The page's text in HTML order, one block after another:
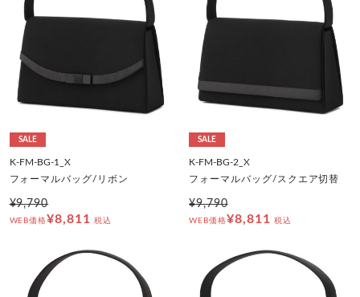
SALE
K-FM-BG-1_X
フォーマルバッグ/リボン
¥9,790
WEB価格¥8,811 税込
SALE
K-FM-BG-2_X
フォーマルバッグ/スクエア切替
¥9,790
WEB価格¥8,811 税込